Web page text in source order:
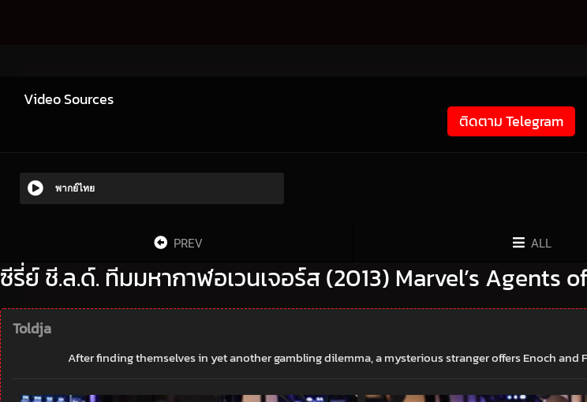
Video Sources
ติดตาม Telegram
พากย์ไทย
PREV ALL
ซีรี่ย์ ชี.ล.ด์. ทีมมหากาฬอเวนเจอร์ส (2013) Marvel’s Agents of
Toldja
After finding themselves in yet another gambling dilemma, a mysterious stranger offers Enoch